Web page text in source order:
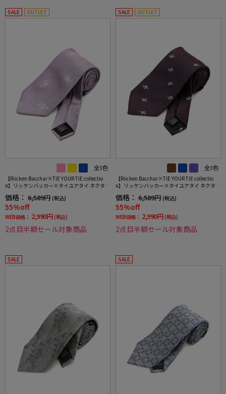
SALE OUTLET
全3色
【Riicken Bacchar×TIE YOUR TIE collectio
n】リッケンバッカー×タイユアタイ ネクタイ
シルク100% 小柄
価格： 6,589円 (税込)
55%off
WEB価格： 2,990円 (税込)
2点目半額セール対象商品
SALE OUTLET
全3色
【Riicken Bacchar×TIE YOUR TIE collectio
n】リッケンバッカー×タイユアタイ ネクタイ
シルク100% 小柄
価格： 6,589円 (税込)
55%off
WEB価格： 2,990円 (税込)
2点目半額セール対象商品
SALE SALE